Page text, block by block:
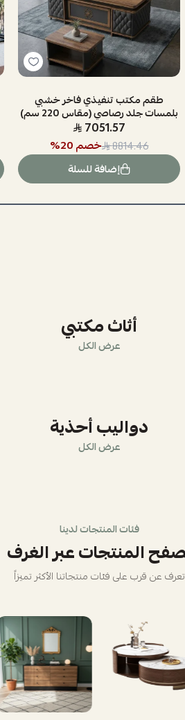
طقم مكتب تنفيذي فاخر خشبي
بلمسات جلد رصاصي (مقاس 220 سم)
7051.57
8814.46 خصم20
%
إضافة للسلة
أثاث مكتبي
عرض الكل
دواليب أحذية
عرض الكل
فئات المنتجات لدينا
المنتجات عبر الغرف
تعرف عن قرب على فئات منتجاتنا الأكثر تميزاً